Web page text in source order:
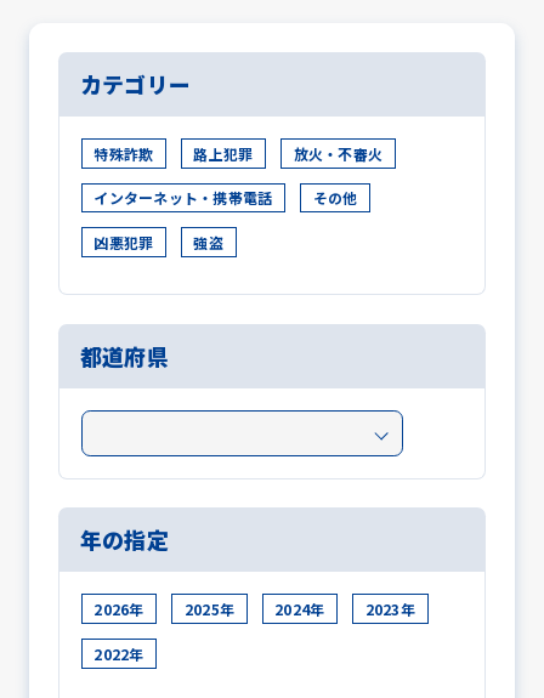
カテゴリー
特殊詐欺 路上犯罪 放火・不審火
インターネット・携帯電話 その他
凶悪犯罪 強盗
都道府県
年の指定
2026年 2025年 2024年 2023年
2022年